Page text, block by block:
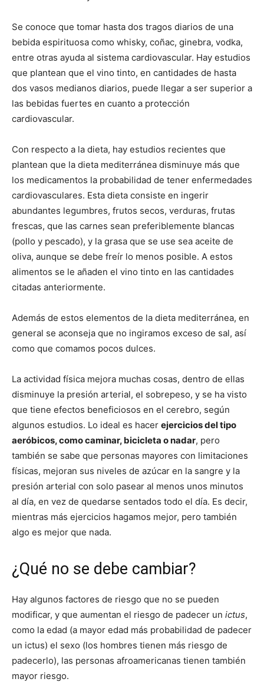
Se conoce que tomar hasta dos tragos diarios de una
bebida espirituosa como whisky, coñac, ginebra, vodka,
entre otras ayuda al sistema cardiovascular. Hay estudios
que plantean que el vino tinto, en cantidades de hasta
dos vasos medianos diarios, puede llegar a ser superior a
las bebidas fuertes en cuanto a protección
cardiovascular.
Con respecto a la dieta, hay estudios recientes que
plantean que la dieta mediterránea disminuye más que
los medicamentos la probabilidad de tener enfermedades
cardiovasculares. Esta dieta consiste en ingerir
abundantes legumbres, frutos secos, verduras, frutas
frescas, que las carnes sean preferiblemente blancas
(pollo y pescado), y la grasa que se use sea aceite de
oliva, aunque se debe freír lo menos posible. A estos
alimentos se le añaden el vino tinto en las cantidades
citadas anteriormente.
Además de estos elementos de la dieta mediterránea, en
general se aconseja que no ingiramos exceso de sal, así
como que comamos pocos dulces.
La actividad física mejora muchas cosas, dentro de ellas
disminuye la presión arterial, el sobrepeso, y se ha visto
que tiene efectos beneficiosos en el cerebro, según
algunos estudios. Lo ideal es hacer ejercicios del tipo
aeróbicos, como caminar, bicicleta o nadar, pero
también se sabe que personas mayores con limitaciones
físicas, mejoran sus niveles de azúcar en la sangre y la
presión arterial con solo pasear al menos unos minutos
al día, en vez de quedarse sentados todo el día. Es decir,
mientras más ejercicios hagamos mejor, pero también
algo es mejor que nada.
¿Qué no se debe cambiar?
Hay algunos factores de riesgo que no se pueden
modificar, y que aumentan el riesgo de padecer un ictus,
como la edad (a mayor edad más probabilidad de padecer
un ictus) el sexo (los hombres tienen más riesgo de
padecerlo), las personas afroamericanas tienen también
mayor riesgo.